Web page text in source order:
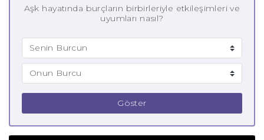
Aşk hayatında burçların birbirleriyle etkileşimleri ve
uyumları nasıl?
Göster